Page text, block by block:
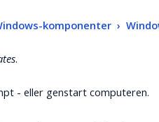
komponenter ›
.
- eller genstart computeren.